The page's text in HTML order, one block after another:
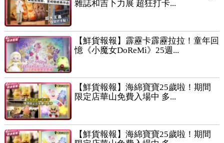
雜誌和吉卜力展 超狂打卡...
【鮮貨報報】霹靂卡霹靂拉拉！童年回
憶《小魔女DoReMi》25週...
【鮮貨報報】海綿寶寶25歲啦！期間
限定店華山免費入場中 多...
【鮮貨報報】海綿寶寶25歲啦！期間